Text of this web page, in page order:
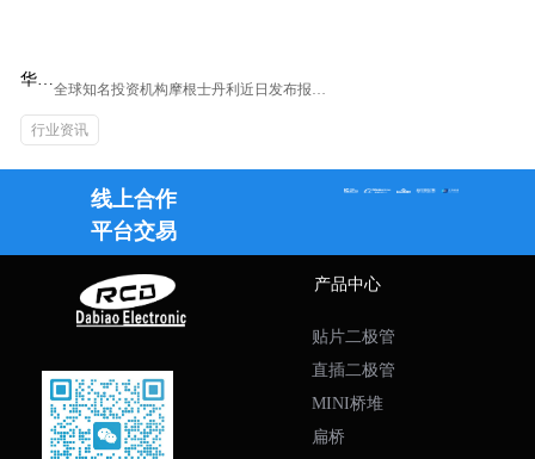
华虹
体晶
股价
全球知名投资机构摩根士丹利近日发布报告
称，华虹半导体的晶圆厂利用率已达到并超
过100%，因此该公司有可能在下半年对晶
级至“超配”，并将其目标价大幅上调约6
5%，至28港元。 分析师Ray Wu等在报告
中进一步指出，华虹半导体若成功提价，将
价压力。这一预测无疑为华虹半导...
行业资讯
线上合作
平台交易
产品中心
贴片二极管
直插二极管
MINI桥堆
扁桥